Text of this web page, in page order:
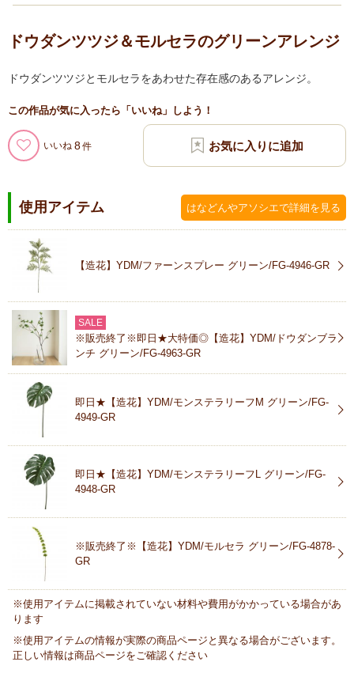
ドウダンツツジ＆モルセラのグリーンアレンジ
ドウダンツツジとモルセラをあわせた存在感のあるアレンジ。
この作品が気に入ったら「いいね」しよう！
いいね 8
使用アイテム はなどんやアソシエで詳細を見る
【造花】YDM/ファーンスプレー グリーン/FG-4946-GR
SALE
※販売終了※即日★大特価◎【造花】YDM/ドウダンブラ
ンチ グリーン/FG-4963-GR
即日★【造花】YDM/モンステラリーフM グリーン/FG-
4949-GR
即日★【造花】YDM/モンステラリーフL グリーン/FG-
4948-GR
※販売終了※【造花】YDM/モルセラ グリーン/FG-4878-
GR
※使用アイテムに掲載されていない材料や費用がかかっている場合があ
ります
※使用アイテムの情報が実際の商品ページと異なる場合がございます。
正しい情報は商品ページをご確認ください